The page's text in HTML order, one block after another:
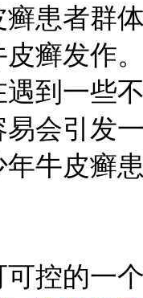
者群体
癣发作
到一些
会引发
牛皮癣
控的一